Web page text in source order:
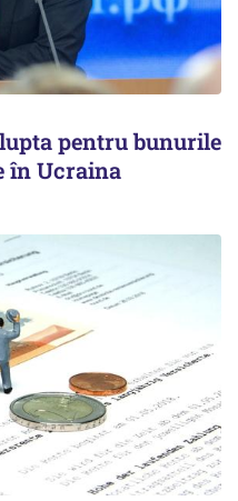
pentru bunurile
în Ucraina